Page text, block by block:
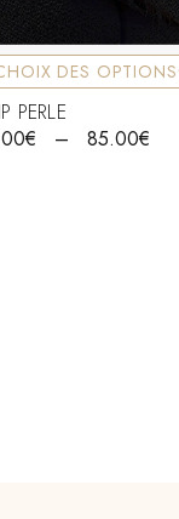
DES OPTIONS
PERLE
€ – 85.00€